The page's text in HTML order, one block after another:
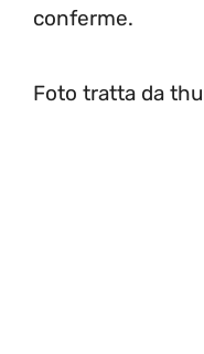
conferme.
Foto tratta da